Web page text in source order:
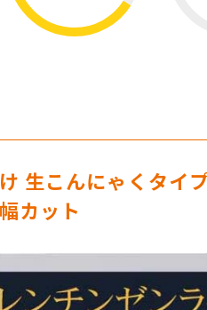
生こんにゃくタイ
カット